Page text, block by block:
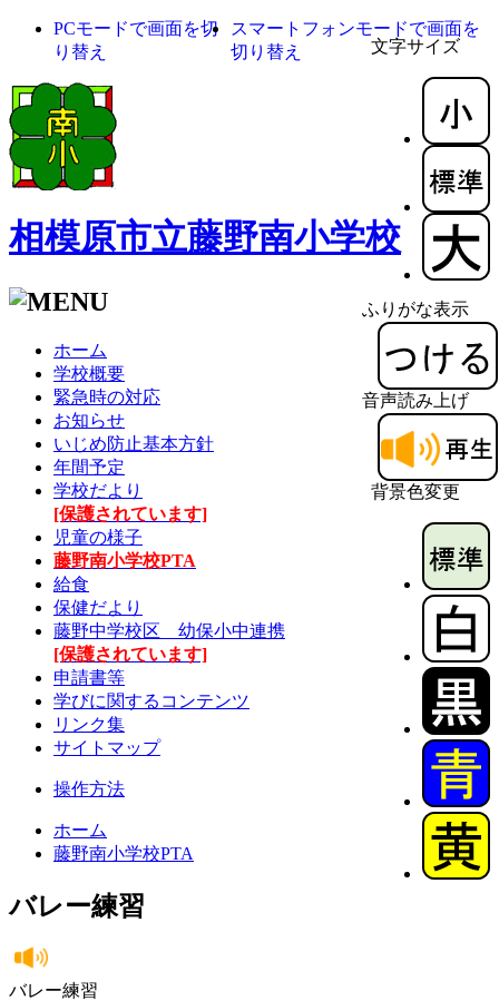
文字サイズ
ふりがな表示
音声読み上げ
背景色変更
PCモードで画面を切
り替え
スマートフォンモードで画面を
切り替え
相模原市立藤野南小学校
ホーム
学校概要
緊急時の対応
お知らせ
いじめ防止基本方針
年間予定
学校だより
[保護されています]
児童の様子
藤野南小学校PTA
給食
保健だより
藤野中学校区 幼保小中連携
[保護されています]
申請書等
学びに関するコンテンツ
リンク集
サイトマップ
操作方法
ホーム
藤野南小学校PTA
バレー練習
バレー練習